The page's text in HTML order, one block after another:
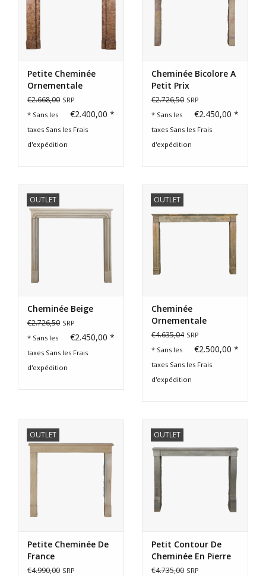
Petite Cheminée
Ornementale
Antique En Marbre,
€2.668,00 SRP
€2.400,00 *
* Sans les
taxes Sans les Frais
d'expédition
Cheminée Bicolore A
Petit Prix
€2.726,50 SRP
€2.450,00 *
* Sans les
taxes Sans les Frais
d'expédition
OUTLET
Cheminée Beige
€2.726,50 SRP
€2.450,00 *
* Sans les
taxes Sans les Frais
d'expédition
OUTLET
Cheminée
Ornementale
Rustique En Pierre À
€4.635,04 SRP
€2.500,00 *
* Sans les
taxes Sans les Frais
d'expédition
OUTLET
Petite Cheminée De
France
€4.990,00 SRP
OUTLET
Petit Contour De
Cheminée En Pierre
Dure Pour Un Petit
€4.735,00 SRP